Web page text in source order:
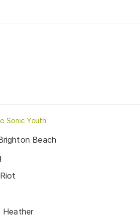
Sonic Youth
Beach
Heather